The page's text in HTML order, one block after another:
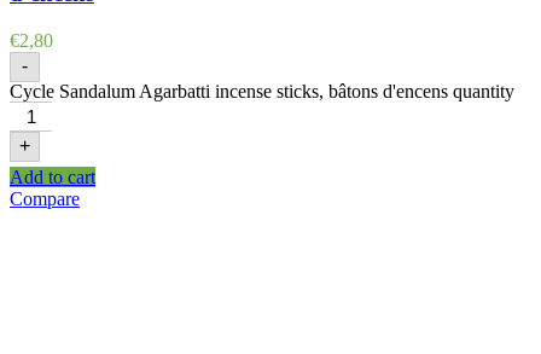
€2,80
-
Cycle Sandalum Agarbatti incense sticks, bâtons d'encens quantity
+
Add to cart
Compare